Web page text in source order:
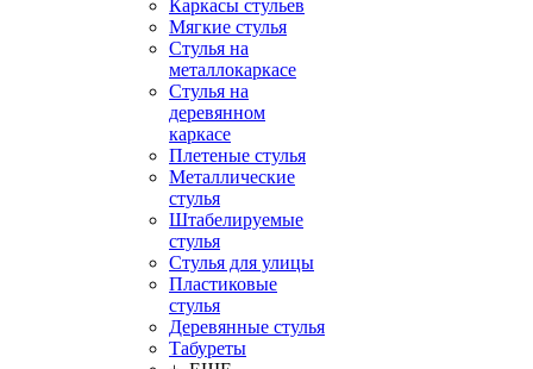
Каркасы стульев
Мягкие стулья
Стулья на
металлокаркасе
Стулья на
деревянном
каркасе
Плетеные стулья
Металлические
стулья
Штабелируемые
стулья
Стулья для улицы
Пластиковые
стулья
Деревянные стулья
Табуреты